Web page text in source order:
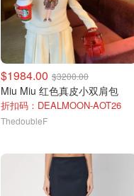
$1984.00 $3200.00
Miu Miu 红色真皮小双肩包
折扣码：DEALMOON-AOT26
ThedoubleF